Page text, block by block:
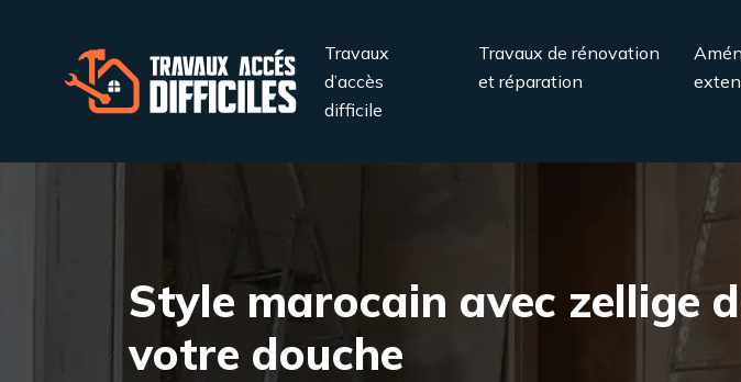
Travaux
d’accès
difficile
Travaux de rénovation
et réparation
Style marocain avec zellige
votre douche